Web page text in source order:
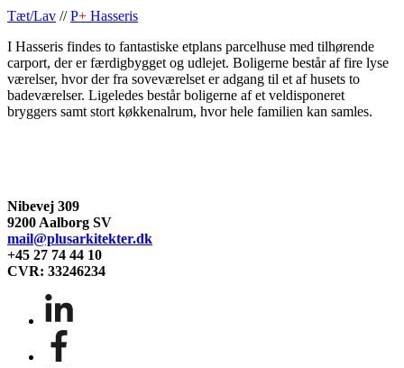
Tæt/Lav //P+ Hasseris
I Hasseris findes to fantastiske etplans parcelhuse med tilhørende
carport, der er færdigbygget og udlejet. Boligerne består af fire lyse
værelser, hvor der fra soveværelset er adgang til et af husets to
badeværelser. Ligeledes består boligerne af et veldisponeret
bryggers samt stort køkkenalrum, hvor hele familien kan samles.
Nibevej 309
9200 Aalborg SV
mail@plusarkitekter.dk
+45 27 74 44 10
CVR: 33246234